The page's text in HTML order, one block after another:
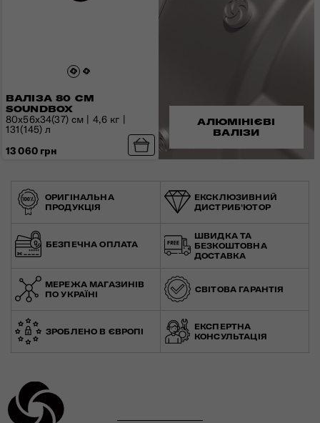
ВАЛІЗА 80 СМ
SOUNDBOX
80x56x34(37) см | 4,6 кг |
131(145) л
13 060 грн
АЛЮМІНІЄВІ
ВАЛІЗИ
ОРИГІНАЛЬНА
ПРОДУКЦІЯ
ЕКСКЛЮЗИВНИЙ
ДИСТРИБ'ЮТОР
БЕЗПЕЧНА ОПЛАТА
ШВИДКА ТА
БЕЗКОШТОВНА
ДОСТАВКА
МЕРЕЖА МАГАЗИНІВ
ПО УКРАЇНІ
СВІТОВА ГАРАНТІЯ
ЗРОБЛЕНО В ЄВРОПІ
ЕКСПЕРТНА
КОНСУЛЬТАЦІЯ